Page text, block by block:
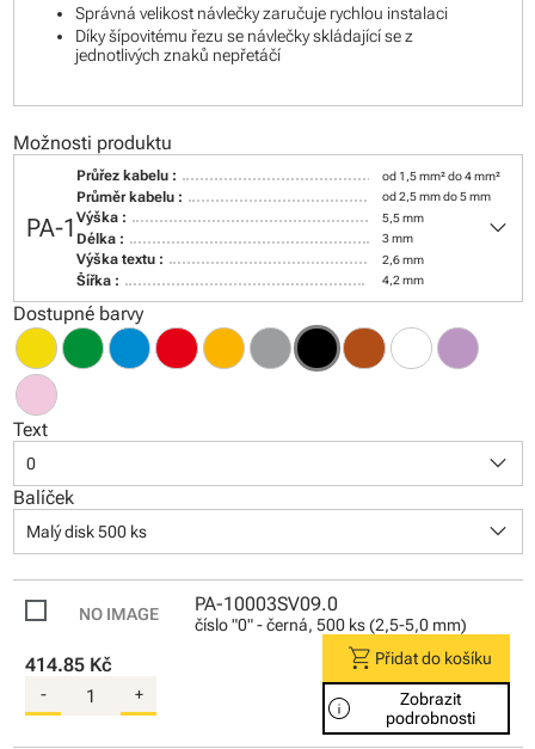
Správná velikost návlečky zaručuje rychlou instalaci
Díky šípovitému řezu se návlečky skládající se z
jednotlivých znaků nepřetáčí
Možnosti produktu
PA-1
Průřez kabelu : od 1,5 mm² do 4 mm²
Průměr kabelu : od 2,5 mm do 5 mm
Výška : 5,5 mm
Délka : 3 mm
Výška textu : 2,6 mm
Šířka : 4,2 mm
keyboard_arrow_down
Dostupné barvy
Text
0 keyboard_arrow_down
Balíček
Malý disk 500 ks keyboard_arrow_down
PA-10003SV09.0
číslo "0" - černá, 500 ks (2,5-5,0 mm)
414.85 Kč
- +
shopping_cart Přidat do košíku
info
Zobrazit
podrobnosti